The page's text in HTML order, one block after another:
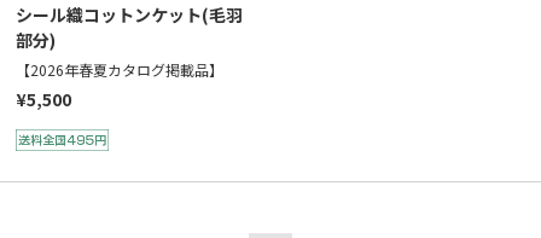
シール織コットンケット(毛羽
部分)
【2026年春夏カタログ掲載品】
¥5,500